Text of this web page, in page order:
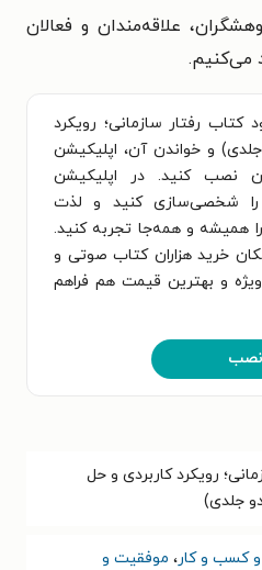
علاقه‌مندان و فعالان
می‌کنیم.
کتاب رفتار سازمانی؛ رویکرد
و خواندن آن، اپلیکیشن
نصب کنید. در اپلیکیشن
را شخصی‌سازی کنید و لذت
همیشه و همه‌جا تجربه کنید.
خرید هزاران کتاب صوتی و
و بهترین قیمت هم فراهم
نصب
رویکرد کاربردی و حل
جلدی)
کسب و کار، موفقیت و